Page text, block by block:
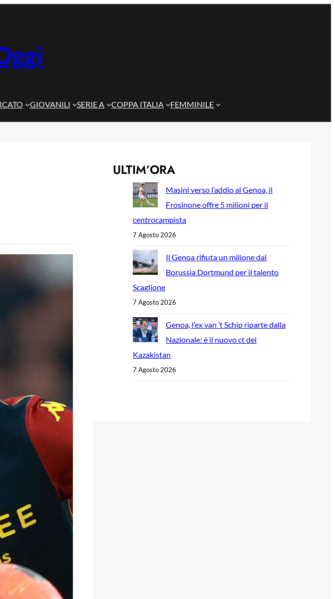
GIOVANILI SERIE A COPPA ITALIA FEMMINILE
ULTIM’ORA
Masini verso l’addio al Genoa, il
Frosinone offre 5 milioni per il
centrocampista
7 Agosto 2026
Il Genoa rifiuta un milione dal
Borussia Dortmund per il talento
Scaglione
7 Agosto 2026
Genoa, l’ex van ’t Schip riparte dalla
Nazionale: è il nuovo ct del
Kazakistan
7 Agosto 2026